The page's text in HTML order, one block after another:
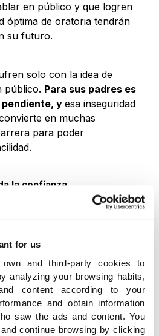
for us
and third-party cookies to
analyzing your browsing habits,
content according to your
and obtain information
saw the ads and content. You
continue browsing by clicking
en público y que logren
óptima de oratoria tendrán
su futuro.
solo con la idea de
público. Para sus padres es
y esa inseguridad
en muchas
para poder
la confianza
quede anclada, lo ideal es
muy pequeños. La
crear un clima de
se acostumbran a hablar en
manera naturalmediante
etc.